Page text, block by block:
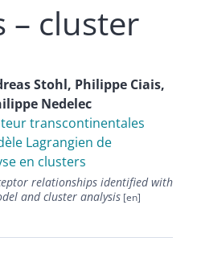
– cluster
Stohl, Philippe Ciais,
Nedelec
transcontinentales
Lagrangien de
en clusters
relationships identified with
and cluster analysis